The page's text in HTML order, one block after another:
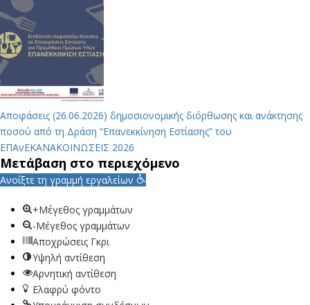
Αποφάσεις (26.06.2026) δημοσιονομικής διόρθωσης και ανάκτησης
ποσού από τη Δράση “Επανεκκίνηση Εστίασης” του
ΕΠΑνΕΚΑΝΑΚΟΙΝΩΣΕΙΣ 2026
Μετάβαση στο περιεχόμενο
Ανοίξτε τη γραμμή εργαλείων
+Μέγεθος γραμμάτων
-Μέγεθος γραμμάτων
Αποχρώσεις Γκρι
Υψηλή αντίθεση
Αρνητική αντίθεση
Ελαφρύ φόντο